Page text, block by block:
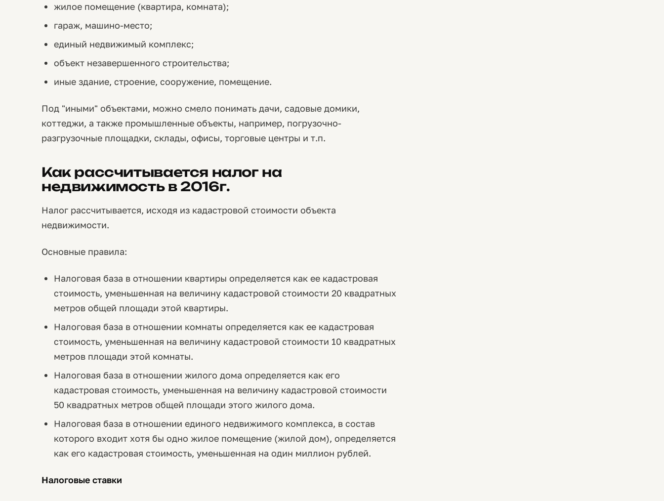
жилое помещение (квартира, комната);
гараж, машино-место;
единый недвижимый комплекс;
объект незавершенного строительства;
иные здание, строение, сооружение, помещение.
Под "иными" объектами, можно смело понимать дачи, садовые домики,
коттеджи, а также промышленные объекты, например, погрузочно-
разгрузочные площадки, склады, офисы, торговые центры и т.п.
Как рассчитывается налог на
недвижимость в 2016г.
Налог рассчитывается, исходя из кадастровой стоимости объекта
недвижимости.
Основные правила:
Налоговая база в отношении квартиры определяется как ее кадастровая
стоимость, уменьшенная на величину кадастровой стоимости 20 квадратных
метров общей площади этой квартиры.
Налоговая база в отношении комнаты определяется как ее кадастровая
стоимость, уменьшенная на величину кадастровой стоимости 10 квадратных
метров площади этой комнаты.
Налоговая база в отношении жилого дома определяется как его
кадастровая стоимость, уменьшенная на величину кадастровой стоимости
50 квадратных метров общей площади этого жилого дома.
Налоговая база в отношении единого недвижимого комплекса, в состав
которого входит хотя бы одно жилое помещение (жилой дом), определяется
как его кадастровая стоимость, уменьшенная на один миллион рублей.
Налоговые ставки